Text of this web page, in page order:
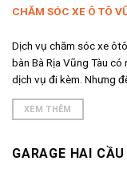
CHĂM SÓC XE Ô TÔ
Dịch vụ chăm sóc xe
bàn Bà Rịa Vũng Tàu
dịch vụ đi kèm. Nhưng
XEM THÊM
GARAGE HAI